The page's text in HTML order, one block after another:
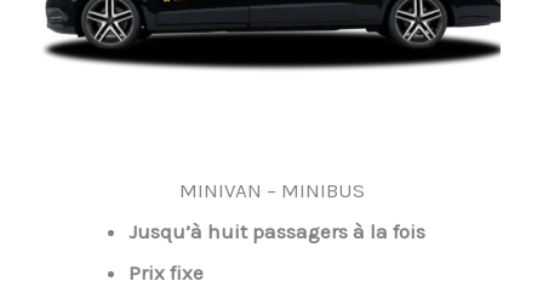
MINIVAN – MINIBUS
Jusqu’à huit passagers à la fois
Prix fixe